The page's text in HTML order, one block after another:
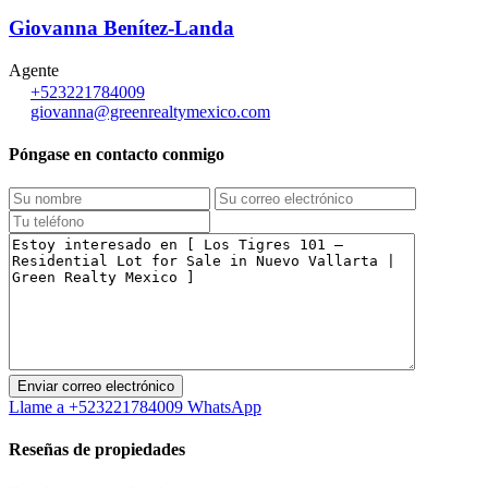
Giovanna Benítez-Landa
Agente
+523221784009
giovanna@greenrealtymexico.com
Póngase en contacto conmigo
Llame a +523221784009 WhatsApp
Reseñas de propiedades